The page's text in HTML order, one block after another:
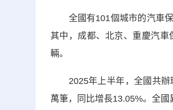
全國有101個城市的汽車保
其中，成都、北京、重慶汽
輛。
2025年上半年，全國共辦
萬筆，同比增長13.05%。全